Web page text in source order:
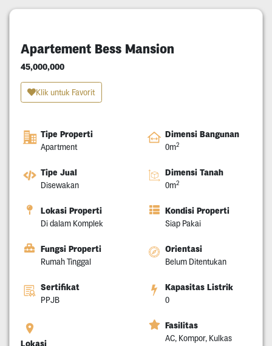
Apartement Bess Mansion
45,000,000
Klik untuk Favorit
Tipe Properti
Apartment
Dimensi Bangunan
0m2
Tipe Jual
Disewakan
Dimensi Tanah
0m2
Lokasi Properti
Di dalam Komplek
Kondisi Properti
Siap Pakai
Fungsi Properti
Rumah Tinggal
Orientasi
Belum Ditentukan
Sertifikat
PPJB
Kapasitas Listrik
0
Lokasi
Fasilitas
AC, Kompor, Kulkas